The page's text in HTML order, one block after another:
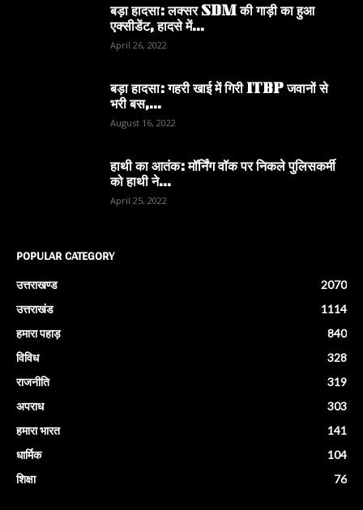
बड़ा हादसा: लक्सर SDM की गाड़ी का हुआ
एक्सीडेंट, हादसे में...
April 26, 2022
बड़ा हादसा: गहरी खाई में गिरी ITBP जवानों से
भरी बस,...
August 16, 2022
हाथी का आतंक: मॉर्निंग वॉक पर निकले पुलिसकर्मी
को हाथी ने...
April 25, 2022
POPULAR CATEGORY
उत्तराखण्ड
2070
उत्तराखंड
1114
हमारा पहाड़
840
विविध
328
राजनीति
319
अपराध
303
हमारा भारत
141
धार्मिक
104
शिक्षा
76